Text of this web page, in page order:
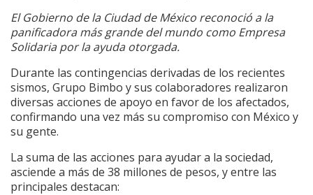
El Gobierno de la Ciudad de México reconoció a la
panificadora más grande del mundo como Empresa
Solidaria por la ayuda otorgada.
Durante las contingencias derivadas de los recientes
sismos, Grupo Bimbo y sus colaboradores realizaron
diversas acciones de apoyo en favor de los afectados,
confirmando una vez más su compromiso con México y
su gente.
La suma de las acciones para ayudar a la sociedad,
asciende a más de 38 millones de pesos, y entre las
principales destacan: